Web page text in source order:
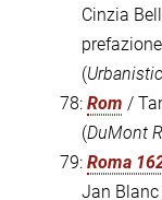
Cinzia
(
78: Rom /
(DuMont
79: Roma
Jan Blanc